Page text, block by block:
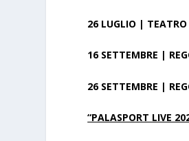
26 LUGLIO | TEATRO
16 SETTEMBRE |
26 SETTEMBRE |
“PALASPORT LIVE